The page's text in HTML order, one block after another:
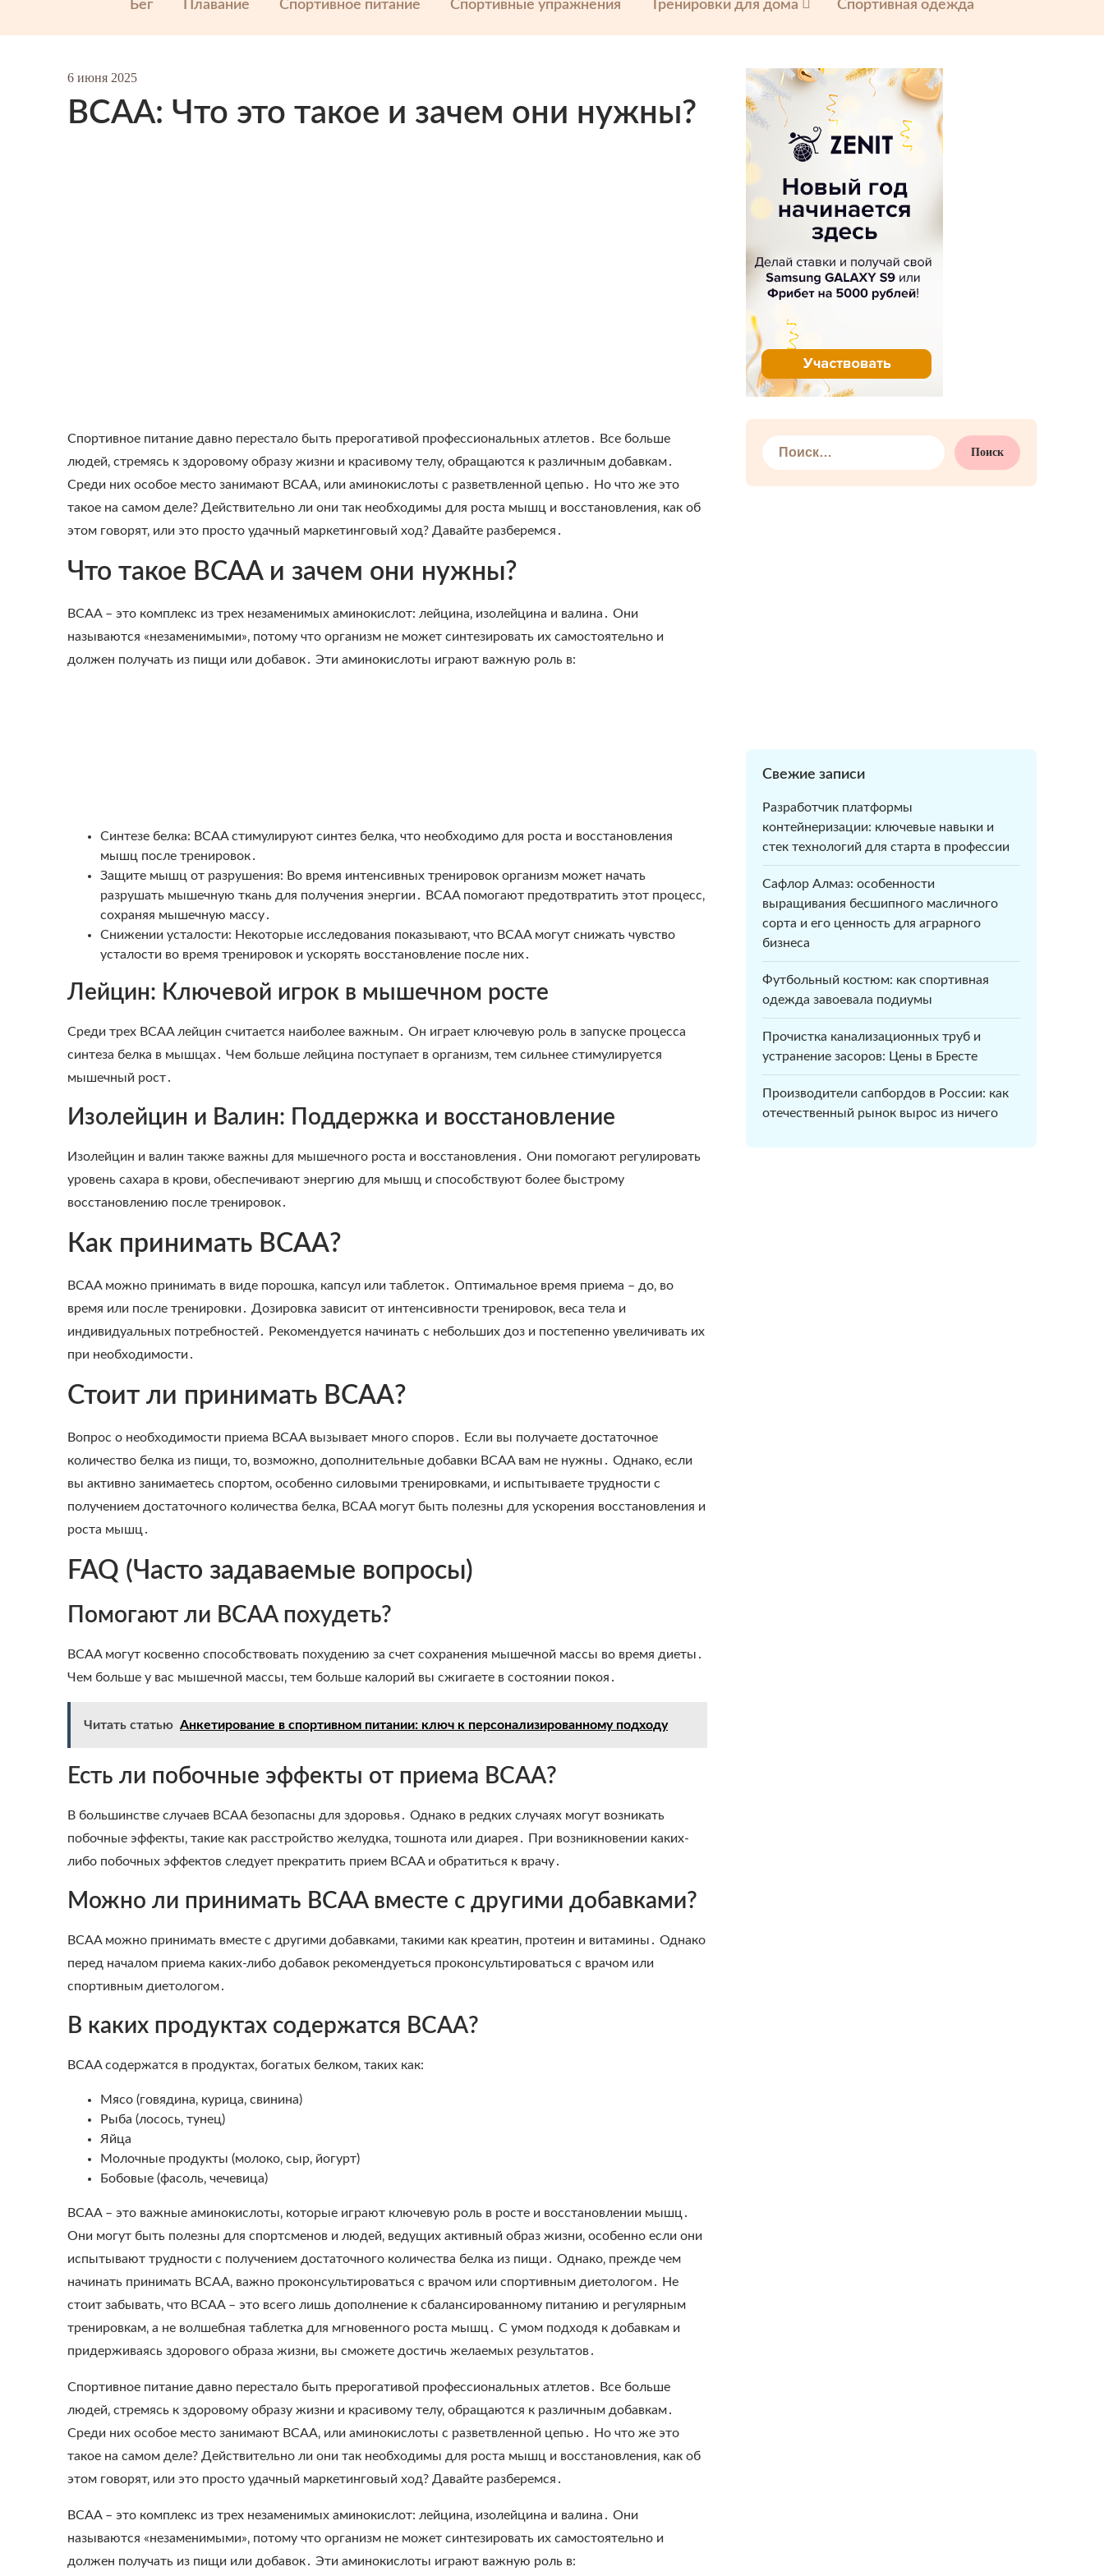
Бег Плавание Спортивное питание Спортивные упражнения Тренировки для дома Спортивная одежда
6 июня 2025
BCAA: Что это такое и зачем они нужны?
Спортивное питание давно перестало быть прерогативой профессиональных атлетов․ Все больше
людей‚ стремясь к здоровому образу жизни и красивому телу‚ обращаются к различным добавкам․
Среди них особое место занимают BCAA‚ или аминокислоты с разветвленной цепью․ Но что же это
такое на самом деле? Действительно ли они так необходимы для роста мышц и восстановления‚ как об
этом говорят‚ или это просто удачный маркетинговый ход? Давайте разберемся․
Что такое BCAA и зачем они нужны?
BCAA – это комплекс из трех незаменимых аминокислот: лейцина‚ изолейцина и валина․ Они
называются «незаменимыми»‚ потому что организм не может синтезировать их самостоятельно и
должен получать из пищи или добавок․ Эти аминокислоты играют важную роль в:
Синтезе белка: BCAA стимулируют синтез белка‚ что необходимо для роста и восстановления
мышц после тренировок․
Защите мышц от разрушения: Во время интенсивных тренировок организм может начать
разрушать мышечную ткань для получения энергии․ BCAA помогают предотвратить этот процесс‚
сохраняя мышечную массу․
Снижении усталости: Некоторые исследования показывают‚ что BCAA могут снижать чувство
усталости во время тренировок и ускорять восстановление после них․
Лейцин: Ключевой игрок в мышечном росте
Среди трех BCAA лейцин считается наиболее важным․ Он играет ключевую роль в запуске процесса
синтеза белка в мышцах․ Чем больше лейцина поступает в организм‚ тем сильнее стимулируется
мышечный рост․
Изолейцин и Валин: Поддержка и восстановление
Изолейцин и валин также важны для мышечного роста и восстановления․ Они помогают регулировать
уровень сахара в крови‚ обеспечивают энергию для мышц и способствуют более быстрому
восстановлению после тренировок․
Как принимать BCAA?
BCAA можно принимать в виде порошка‚ капсул или таблеток․ Оптимальное время приема – до‚ во
время или после тренировки․ Дозировка зависит от интенсивности тренировок‚ веса тела и
индивидуальных потребностей․ Рекомендуется начинать с небольших доз и постепенно увеличивать их
при необходимости․
Стоит ли принимать BCAA?
Вопрос о необходимости приема BCAA вызывает много споров․ Если вы получаете достаточное
количество белка из пищи‚ то‚ возможно‚ дополнительные добавки BCAA вам не нужны․ Однако‚ если
вы активно занимаетесь спортом‚ особенно силовыми тренировками‚ и испытываете трудности с
получением достаточного количества белка‚ BCAA могут быть полезны для ускорения восстановления и
роста мышц․
FAQ (Часто задаваемые вопросы)
Помогают ли BCAA похудеть?
BCAA могут косвенно способствовать похудению за счет сохранения мышечной массы во время диеты․
Чем больше у вас мышечной массы‚ тем больше калорий вы сжигаете в состоянии покоя․
Читать статью Анкетирование в спортивном питании: ключ к персонализированному подходу
Есть ли побочные эффекты от приема BCAA?
В большинстве случаев BCAA безопасны для здоровья․ Однако в редких случаях могут возникать
побочные эффекты‚ такие как расстройство желудка‚ тошнота или диарея․ При возникновении каких-
либо побочных эффектов следует прекратить прием BCAA и обратиться к врачу․
Можно ли принимать BCAA вместе с другими добавками?
BCAA можно принимать вместе с другими добавками‚ такими как креатин‚ протеин и витамины․ Однако
перед началом приема каких-либо добавок рекомендуеться проконсультироваться с врачом или
спортивным диетологом․
В каких продуктах содержатся BCAA?
BCAA содержатся в продуктах‚ богатых белком‚ таких как:
Мясо (говядина‚ курица‚ свинина)
Рыба (лосось‚ тунец)
Яйца
Молочные продукты (молоко‚ сыр‚ йогурт)
Бобовые (фасоль‚ чечевица)
BCAA – это важные аминокислоты‚ которые играют ключевую роль в росте и восстановлении мышц․
Они могут быть полезны для спортсменов и людей‚ ведущих активный образ жизни‚ особенно если они
испытывают трудности с получением достаточного количества белка из пищи․ Однако‚ прежде чем
начинать принимать BCAA‚ важно проконсультироваться с врачом или спортивным диетологом․ Не
стоит забывать‚ что BCAA – это всего лишь дополнение к сбалансированному питанию и регулярным
тренировкам‚ а не волшебная таблетка для мгновенного роста мышц․ С умом подходя к добавкам и
придерживаясь здорового образа жизни‚ вы сможете достичь желаемых результатов․
Спортивное питание давно перестало быть прерогативой профессиональных атлетов․ Все больше
людей‚ стремясь к здоровому образу жизни и красивому телу‚ обращаются к различным добавкам․
Среди них особое место занимают BCAA‚ или аминокислоты с разветвленной цепью․ Но что же это
такое на самом деле? Действительно ли они так необходимы для роста мышц и восстановления‚ как об
этом говорят‚ или это просто удачный маркетинговый ход? Давайте разберемся․
BCAA – это комплекс из трех незаменимых аминокислот: лейцина‚ изолейцина и валина․ Они
называются «незаменимыми»‚ потому что организм не может синтезировать их самостоятельно и
должен получать из пищи или добавок․ Эти аминокислоты играют важную роль в:
Найти:
Свежие записи
Разработчик платформы
контейнеризации: ключевые навыки и
стек технологий для старта в профессии
Сафлор Алмаз: особенности
выращивания бесшипного масличного
сорта и его ценность для аграрного
бизнеса
Футбольный костюм: как спортивная
одежда завоевала подиумы
Прочистка канализационных труб и
устранение засоров: Цены в Бресте
Производители сапбордов в России: как
отечественный рынок вырос из ничего